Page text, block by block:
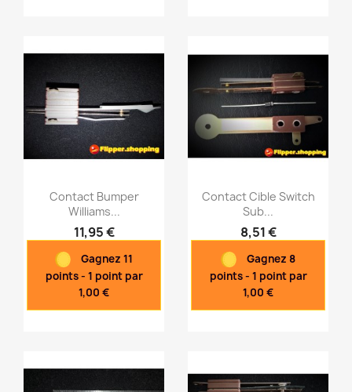
Aperçu rapide
Contact Bumper
Williams...
11,95 €
Gagnez 11
points - 1 point par
1,00 €
Aperçu rapide
Contact Cible Switch
Sub...
8,51 €
Gagnez 8
points - 1 point par
1,00 €